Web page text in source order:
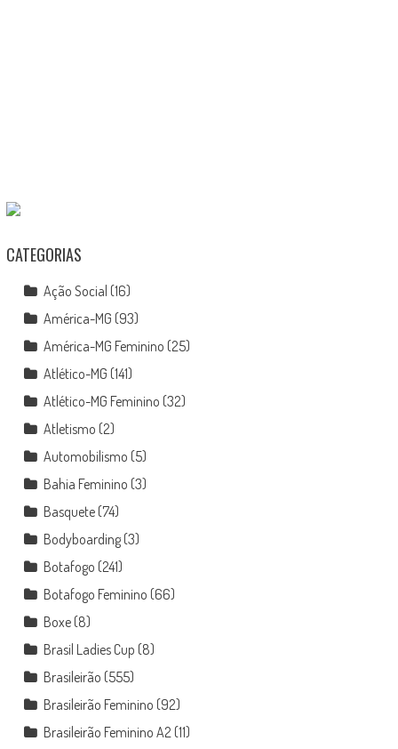
CATEGORIAS
Ação Social (16)
América-MG (93)
América-MG Feminino (25)
Atlético-MG (141)
Atlético-MG Feminino (32)
Atletismo (2)
Automobilismo (5)
Bahia Feminino (3)
Basquete(74)
Bodyboarding(3)
Botafogo (241)
Botafogo Feminino (66)
Boxe(8)
Brasil Ladies Cup (8)
Brasileirão (555)
Brasileirão Feminino (92)
Brasileirão Feminino A2 (11)